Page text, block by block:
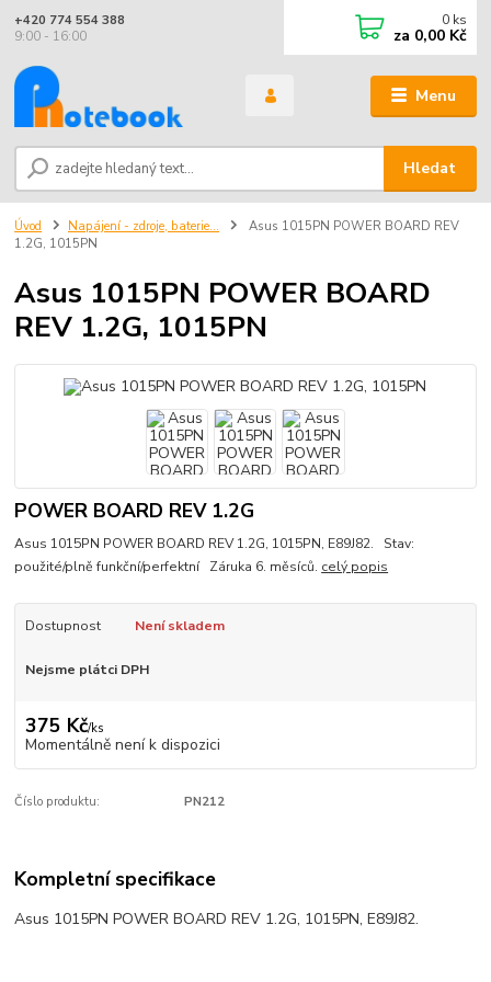
Menu
Hledat
+420 774 554 388
9:00 - 16:00
0 ks
za 0,00 Kč
Úvod Napájení - zdroje, baterie...
Asus 1015PN POWER BOARD REV
1.2G, 1015PN
Asus 1015PN POWER BOARD
REV 1.2G, 1015PN
POWER BOARD REV 1.2G
Asus 1015PN POWER BOARD REV 1.2G, 1015PN, E89J82. Stav:
použité/plně funkční/perfektní Záruka 6. měsíců. celý popis
Dostupnost Není skladem
Nejsme plátci DPH
375 Kč/ks
Momentálně není k dispozici
Číslo produktu: PN212
Kompletní specifikace
Asus 1015PN POWER BOARD REV 1.2G, 1015PN, E89J82.